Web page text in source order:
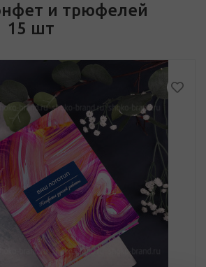
и трюфелей
15 шт